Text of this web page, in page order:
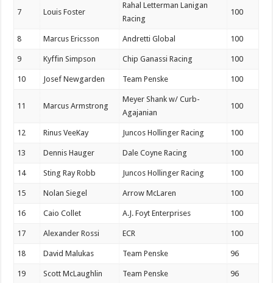
7 Louis Foster
Rahal Letterman Lanigan
Racing
100
8 Marcus Ericsson Andretti Global 100
9 Kyffin Simpson Chip Ganassi Racing 100
10 Josef Newgarden Team Penske 100
11 Marcus Armstrong
Meyer Shank w/ Curb-
Agajanian
100
12 Rinus VeeKay Juncos Hollinger Racing 100
13 Dennis Hauger Dale Coyne Racing 100
14 Sting Ray Robb Juncos Hollinger Racing 100
15 Nolan Siegel Arrow McLaren 100
16 Caio Collet A.J. Foyt Enterprises 100
17 Alexander Rossi ECR 100
18 David Malukas Team Penske 96
19 Scott McLaughlin Team Penske 96